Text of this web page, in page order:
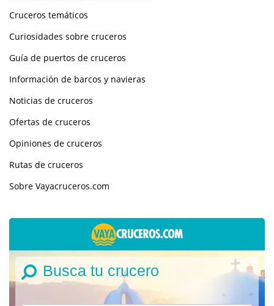
Cruceros temáticos
Curiosidades sobre cruceros
Guía de puertos de cruceros
Información de barcos y navieras
Noticias de cruceros
Ofertas de cruceros
Opiniones de cruceros
Rutas de cruceros
Sobre Vayacruceros.com
Busca tu crucero